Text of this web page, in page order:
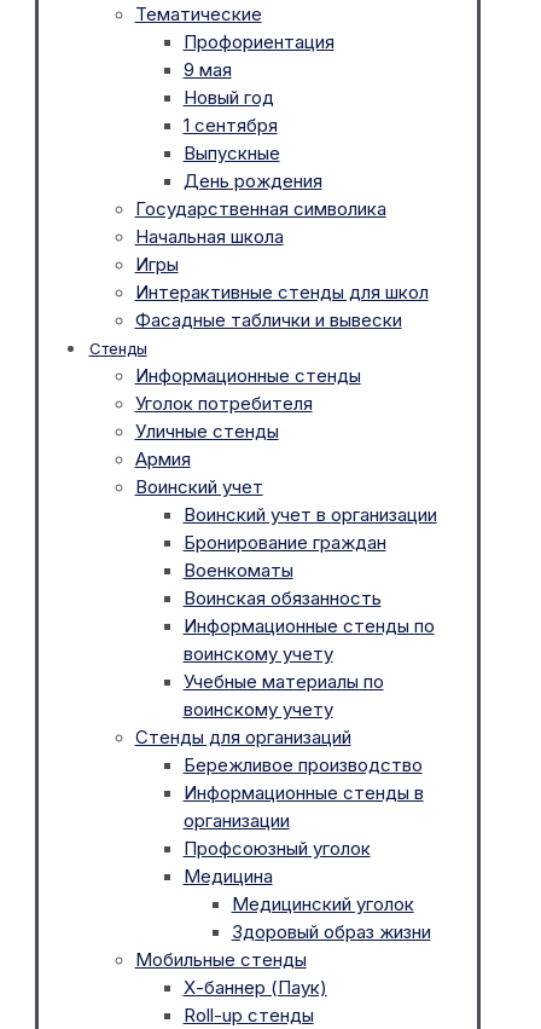
Тематические
Профориентация
9 мая
Новый год
1 сентября
Выпускные
День рождения
Государственная символика
Начальная школа
Игры
Интерактивные стенды для школ
Фасадные таблички и вывески
Стенды
Информационные стенды
Уголок потребителя
Уличные стенды
Армия
Воинский учет
Воинский учет в организации
Бронирование граждан
Военкоматы
Воинская обязанность
Информационные стенды по
воинскому учету
Учебные материалы по
воинскому учету
Стенды для организаций
Бережливое производство
Информационные стенды в
организации
Профсоюзный уголок
Медицина
Медицинский уголок
Здоровый образ жизни
Мобильные стенды
Х-баннер (Паук)
Roll-up стенды